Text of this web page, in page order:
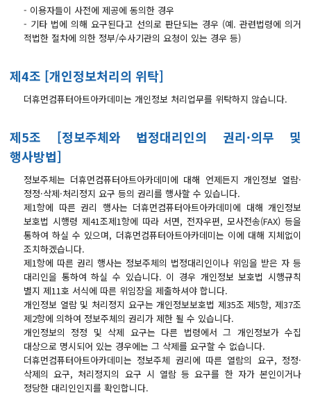
- 이용자들이 사전에 제공에 동의한 경우
- 기타 법에 의해 요구된다고 선의로 판단되는 경우 (예. 관련법령에 의거
적법한 절차에 의한 정부/수사기관의 요청이 있는 경우 등)
제4조 [개인정보처리의 위탁]
더휴먼컴퓨터아트아카데미는 개인정보 처리업무를 위탁하지 않습니다.
제5조 [정보주체와 법정대리인의 권리·의무 및
행사방법]
정보주체는 더휴먼컴퓨터아트아카데미에 대해 언제든지 개인정보 열람·
정정·삭제·처리정지 요구 등의 권리를 행사할 수 있습니다.
제1항에 따른 권리 행사는 더휴먼컴퓨터아트아카데미에 대해 개인정보
보호법 시행령 제41조제1항에 따라 서면, 전자우편, 모사전송(FAX) 등을
통하여 하실 수 있으며, 더휴먼컴퓨터아트아카데미는 이에 대해 지체없이
조치하겠습니다.
제1항에 따른 권리 행사는 정보주체의 법정대리인이나 위임을 받은 자 등
대리인을 통하여 하실 수 있습니다. 이 경우 개인정보 보호법 시행규칙
별지 제11호 서식에 따른 위임장을 제출하셔야 합니다.
개인정보 열람 및 처리정지 요구는 개인정보보호법 제35조 제5항, 제37조
제2항에 의하여 정보주체의 권리가 제한 될 수 있습니다.
개인정보의 정정 및 삭제 요구는 다른 법령에서 그 개인정보가 수집
대상으로 명시되어 있는 경우에는 그 삭제를 요구할 수 없습니다.
더휴먼컴퓨터아트아카데미는 정보주체 권리에 따른 열람의 요구, 정정·
삭제의 요구, 처리정지의 요구 시 열람 등 요구를 한 자가 본인이거나
정당한 대리인인지를 확인합니다.
채용문의
온라인상담
상담 / 문의
1:1 상담